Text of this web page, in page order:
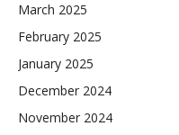
March 2025
February 2025
January 2025
December 2024
November 2024